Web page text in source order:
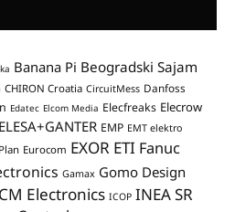
Banana Pi Beogradski Sajam
CHIRON Croatia CircuitMess Danfoss
Edatec Elcom Media Elecfreaks Elecrow
ELESA+GANTER EMP EMT elektro
Eurocom EXOR ETI Fanuc
Gamax Gomo Design
Electronics ICOP INEA SR